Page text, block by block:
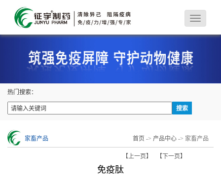
热门搜索：
首页 -> 产品中心 -> 家畜产品
家畜产品
【上一页】 【下一页】
免疫肽